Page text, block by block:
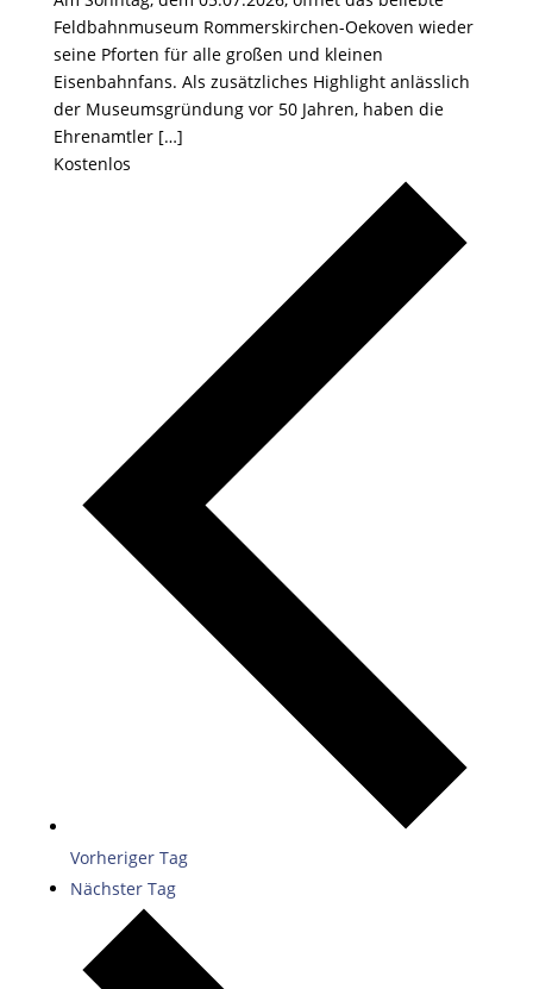
Feldbahnmuseum Rommerskirchen-Oekoven wieder
seine Pforten für alle großen und kleinen
Eisenbahnfans. Als zusätzliches Highlight anlässlich
der Museumsgründung vor 50 Jahren, haben die
Ehrenamtler […]
Kostenlos
Vorheriger Tag
Nächster Tag